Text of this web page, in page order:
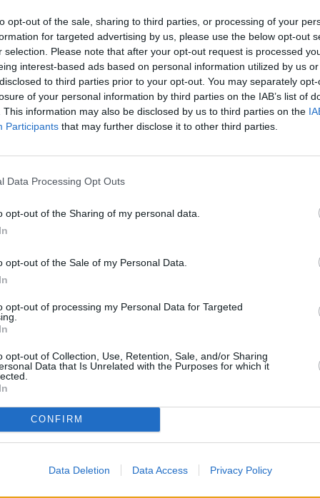
opt-out of the sale, sharing to third parties, or processing of your
for targeted advertising by us, please use the below opt-out
selection. Please note that after your opt-out request is processed
interest-based ads based on personal information utilized by us
to third parties prior to your opt-out. You may separately
of your personal information by third parties on the IAB’s list of
This information may also be disclosed by us to third parties on the
Participants that may further disclose it to other third parties.
Data Processing Opt Outs
opt-out of the Sharing of my personal data.
opt-out of the Sale of my Personal Data.
opt-out of processing my Personal Data for Targeted
opt-out of Collection, Use, Retention, Sale, and/or Sharing
Data that Is Unrelated with the Purposes for which it
CONFIRM
Data Deletion Data Access Privacy Policy
Zeit geben die Marillen
die Aromen der
Zitrone waschen und in
die
mit den
Wasser in einen
bei mittlerer Hitze
bringen und unter
und die Flüssigkeit eine
damit nichts am
in sorgfältig gereinigte
und auskühlen
ist er als Beilage
Milchreis,
Vanilleeis. Auch zu
er
Leicht
Erdbeerstanitzel
Leicht
Like uns auf Facebook...